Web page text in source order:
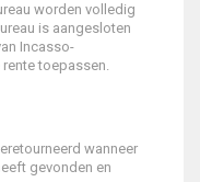
worden volledig
is aangesloten
Incasso-
toepassen.
wanneer
gevonden en